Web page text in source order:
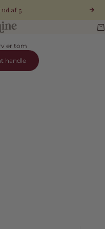
af 5
er tom
handle